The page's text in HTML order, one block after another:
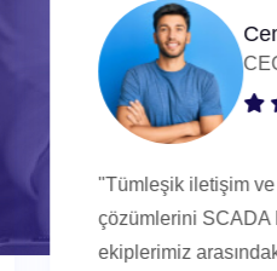
Cem T.
CEO,
"Tümleşik iletişim ve
çözümlerini SCADA
ekiplerimiz arasındaki